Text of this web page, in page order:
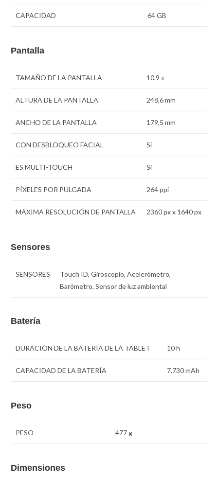
CAPACIDAD 64 GB
Pantalla
TAMAÑO DE LA PANTALLA 10,9 «
ALTURA DE LA PANTALLA 248,6 mm
ANCHO DE LA PANTALLA 179,5 mm
CON DESBLOQUEO FACIAL Sí
ES MULTI-TOUCH Sí
PÍXELES POR PULGADA 264 ppi
MÁXIMA RESOLUCIÓN DE PANTALLA 2360 px x 1640 px
Sensores
SENSORES
Touch ID, Giroscopio, Acelerómetro,
Barómetro, Sensor de luz ambiental
Batería
DURACIÓN DE LA BATERÍA DE LA TABLET 10 h
CAPACIDAD DE LA BATERÍA 7.730 mAh
Peso
PESO 477 g
Dimensiones